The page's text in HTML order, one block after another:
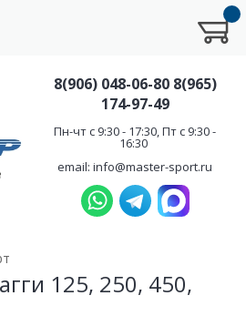
8(906) 048-06-80 8(965)
174-97-49
Пн-чт с 9:30 - 17:30, Пт с 9:30 -
16:30
email: info@master-sport.ru
125, 250, 450,